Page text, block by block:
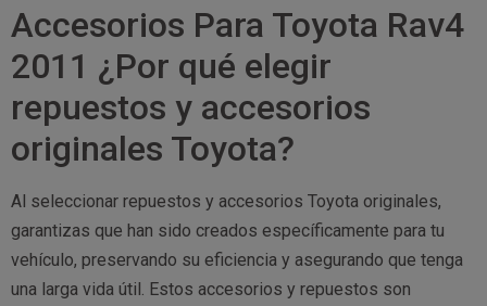
Accesorios Para Toyota Rav4
2011 ¿Por qué elegir
repuestos y accesorios
originales Toyota?
Al seleccionar repuestos y accesorios Toyota originales,
garantizas que han sido creados específicamente para tu
vehículo, preservando su eficiencia y asegurando que tenga
una larga vida útil. Estos accesorios y repuestos son